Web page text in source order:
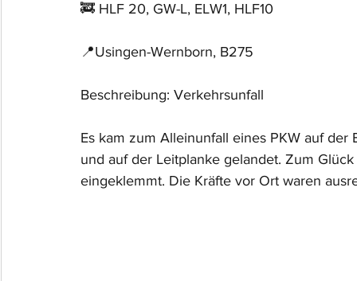
🚒 HLF 20, GW-L, ELW1, HLF10
📍Usingen-Wernborn, B275
Beschreibung: Verkehrsunfall
Es kam zum Alleinunfall eines PKW auf
und auf der Leitplanke gelandet. Zum
eingeklemmt. Die Kräfte vor Ort waren